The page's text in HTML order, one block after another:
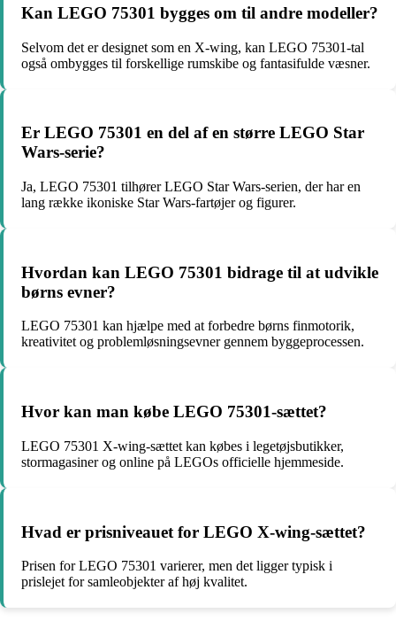
Kan LEGO 75301 bygges om til andre modeller?
Selvom det er designet som en X-wing, kan LEGO 75301-tal
også ombygges til forskellige rumskibe og fantasifulde væsner.
Er LEGO 75301 en del af en større LEGO Star
Wars-serie?
Ja, LEGO 75301 tilhører LEGO Star Wars-serien, der har en
lang række ikoniske Star Wars-fartøjer og figurer.
Hvordan kan LEGO 75301 bidrage til at udvikle
børns evner?
LEGO 75301 kan hjælpe med at forbedre børns finmotorik,
kreativitet og problemløsningsevner gennem byggeprocessen.
Hvor kan man købe LEGO 75301-sættet?
LEGO 75301 X-wing-sættet kan købes i legetøjsbutikker,
stormagasiner og online på LEGOs officielle hjemmeside.
Hvad er prisniveauet for LEGO X-wing-sættet?
Prisen for LEGO 75301 varierer, men det ligger typisk i
prislejet for samleobjekter af høj kvalitet.